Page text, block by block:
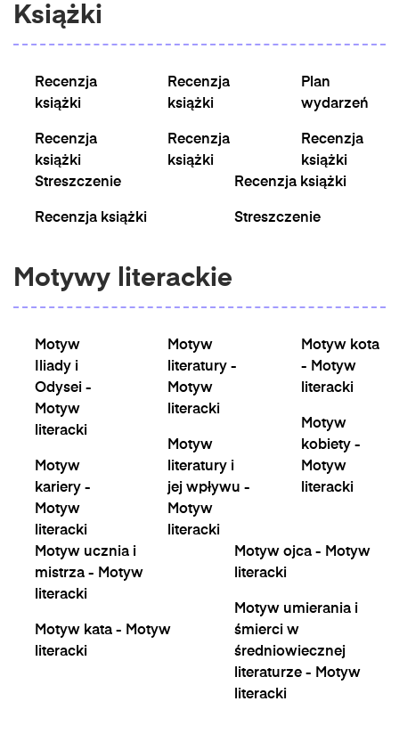
Książki
Recenzja
książki
Recenzja
książki
Recenzja
książki
Recenzja
książki
Plan
wydarzeń
Recenzja
książki
Streszczenie
Recenzja książki
Recenzja książki
Streszczenie
Motywy literackie
Motyw
Iliady i
Odysei -
Motyw
literacki
Motyw
kariery -
Motyw
literacki
Motyw
literatury -
Motyw
literacki
Motyw
literatury i
jej wpływu -
Motyw
literacki
Motyw kota
- Motyw
literacki
Motyw
kobiety -
Motyw
literacki
Motyw ucznia i
mistrza - Motyw
literacki
Motyw kata - Motyw
literacki
Motyw ojca - Motyw
literacki
Motyw umierania i
śmierci w
średniowiecznej
literaturze - Motyw
literacki